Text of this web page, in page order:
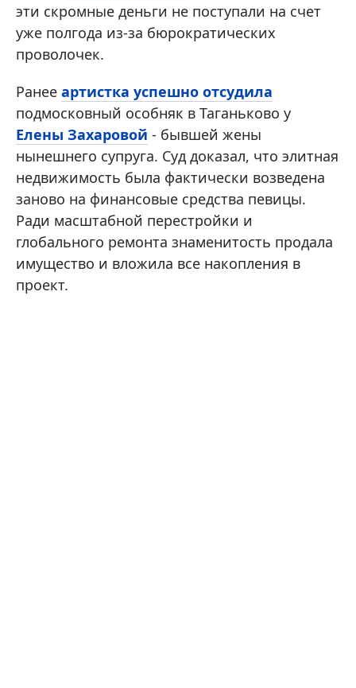
эти скромные деньги не поступали на счет
уже полгода из-за бюрократических
проволочек.
Ранее артистка успешно отсудила
подмосковный особняк в Таганьково у
Елены Захаровой - бывшей жены
нынешнего супруга. Суд доказал, что элитная
недвижимость была фактически возведена
заново на финансовые средства певицы.
Ради масштабной перестройки и
глобального ремонта знаменитость продала
имущество и вложила все накопления в
проект.